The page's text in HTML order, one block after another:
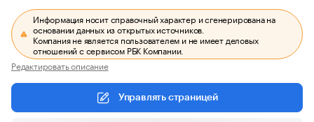
Информация носит справочный характер и сгенерирована на
основании данных из открытых источников.
Компания не является пользователем и не имеет деловых
отношений с сервисом РБК Компании.
Редактировать описание
Управлять страницей